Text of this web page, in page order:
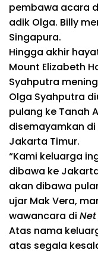
pembawa acara
adik Olga. Billy
Singapura.
Hingga akhir
Mount Elizabeth
Syahputra
Olga Syahputra
pulang ke Tanah
disemayamkan di
Jakarta Timur.
“Kami keluarga
dibawa ke
akan dibawa
ujar Mak Vera,
wawancara di Net
Atas nama
atas segala